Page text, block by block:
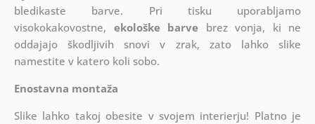
bledikaste barve. Pri tisku uporabljamo
visokokakovostne, ekološke barve brez vonja, ki ne
oddajajo škodljivih snovi v zrak, zato lahko slike
namestite v katero koli sobo.
Enostavna montaža
Slike lahko takoj obesite v svojem interierju! Platno je